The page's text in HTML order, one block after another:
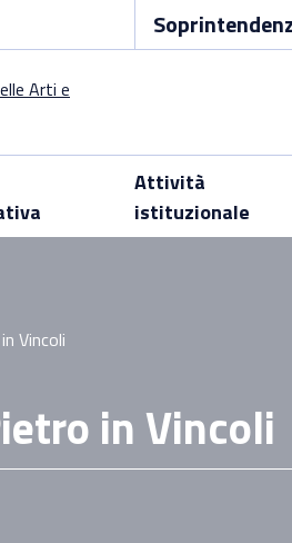
Attività
istituzionale
Vincoli
in Vincoli